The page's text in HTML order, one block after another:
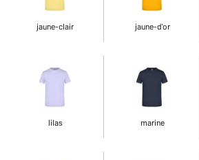
jaune-clair jaune-d'or
lilas marine